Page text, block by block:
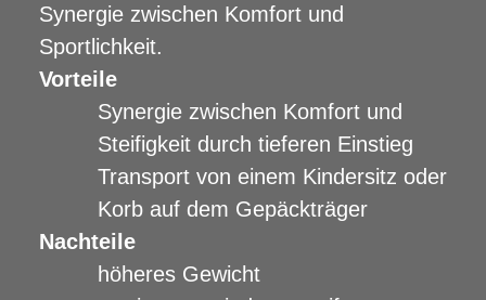
Synergie zwischen Komfort und
Sportlichkeit.
Vorteile
Synergie zwischen Komfort und
Steifigkeit durch tieferen Einstieg
Transport von einem Kindersitz oder
Korb auf dem Gepäckträger
Nachteile
höheres Gewicht